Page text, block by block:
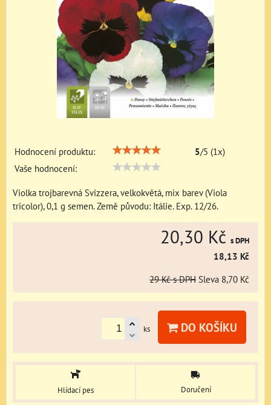
Hodnocení produktu: 5/5 (1x)
Vaše hodnocení:
Violka trojbarevná Svizzera, velkokvětá, mix barev (Viola
tricolor), 0,1 g semen. Země původu: Itálie. Exp. 12/26.
20,30 Kč s DPH
18,13 Kč
29 Kč s DPH Sleva 8,70 Kč
ks DO KOŠÍKU
Hlídací pes Doručení